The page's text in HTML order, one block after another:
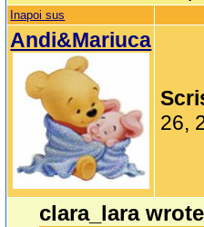
Inapoi sus
Andi&Mariuca
26,
clara_lara